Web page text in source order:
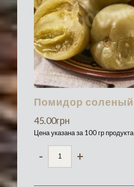
Помидор соленый
45.00грн
Цена указана за 100 гр продукта
- +